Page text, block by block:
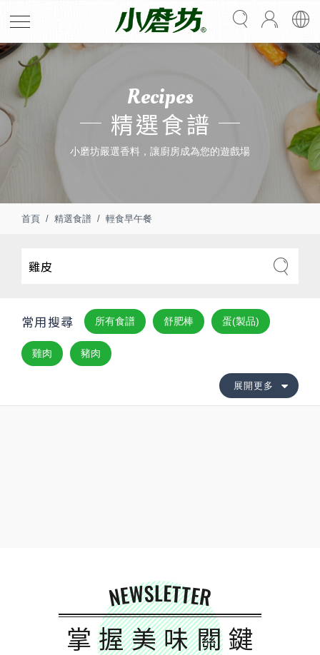
Recipes
精選食譜
小磨坊嚴選香料，讓廚房成為您的遊戲場
首頁 精選食譜 輕食早午餐
常用搜尋 所有食譜 舒肥棒 蛋(製品)
雞肉 豬肉
展開更多
NEWSLETTER
掌握美味關鍵